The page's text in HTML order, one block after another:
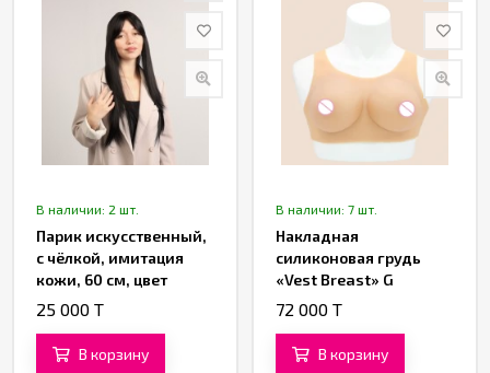
В наличии: 2 шт.
Парик искусственный,
с чёлкой, имитация
кожи, 60 см, цвет
чёрный
25 000 T
В корзину
В наличии: 7 шт.
Накладная
силиконовая грудь
«Vest Breast» G
72 000 T
В корзину